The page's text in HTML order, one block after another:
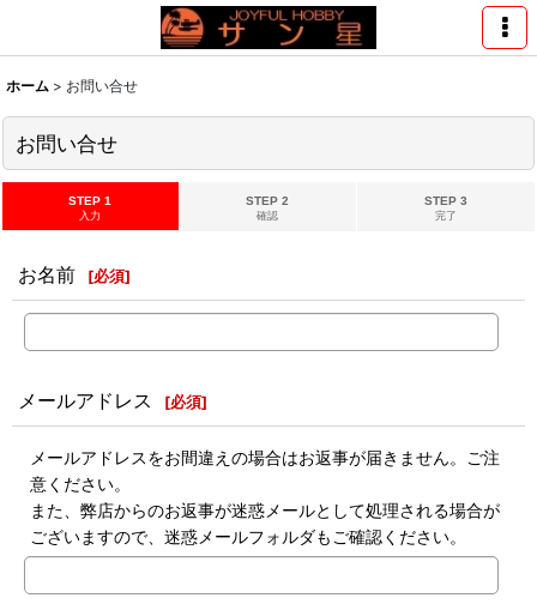
ホーム > お問い合せ
お問い合せ
STEP 1
入力
STEP 2
確認
STEP 3
完了
お名前 [必須]
メールアドレス [必須]
メールアドレスをお間違えの場合はお返事が届きません。ご注
意ください。
また、弊店からのお返事が迷惑メールとして処理される場合が
ございますので、迷惑メールフォルダもご確認ください。